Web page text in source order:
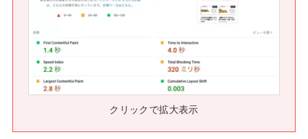
クリックで拡大表示